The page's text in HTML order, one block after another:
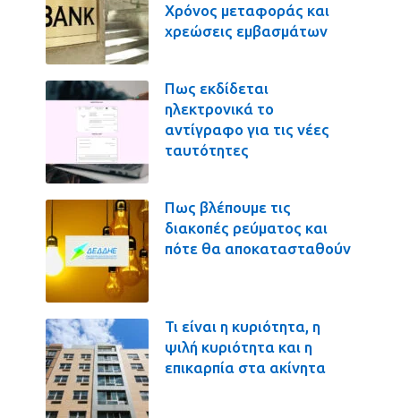
Χρόνος μεταφοράς και
χρεώσεις εμβασμάτων
Πως εκδίδεται
ηλεκτρονικά το
αντίγραφο για τις νέες
ταυτότητες
Πως βλέπουμε τις
διακοπές ρεύματος και
πότε θα αποκατασταθούν
Τι είναι η κυριότητα, η
ψιλή κυριότητα και η
επικαρπία στα ακίνητα